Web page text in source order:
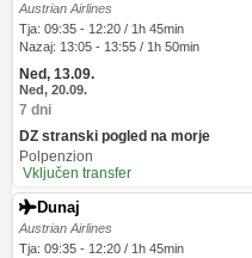
Austrian Airlines
Tja: 09:35 - 12:20 / 1h 45min
Nazaj: 13:05 - 13:55 / 1h 50min
Ned, 13.09.
Ned, 20.09.
7 dni
DZ stranski pogled na morje
Polpenzion
Vključen transfer
Dunaj
Austrian Airlines
Tja: 09:35 - 12:20 / 1h 45min